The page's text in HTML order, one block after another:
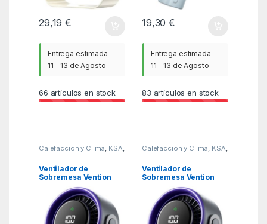
29,19€
Entrega estimada -
11 - 13 de Agosto
66 artículos en stock
19,30€
Entrega estimada -
11 - 13 de Agosto
83 artículos en stock
Calefaccion y Clima, KSA,
Ventilador de
Sobremesa Vention
PBJH0/ 10W/ 7 Aspas/
3 Velocidades
Calefaccion y Clima, KSA,
Ventilador de
Sobremesa Vention
PBJH0-PRO/ 10W/ 7
Aspas/ 3 Velocidades